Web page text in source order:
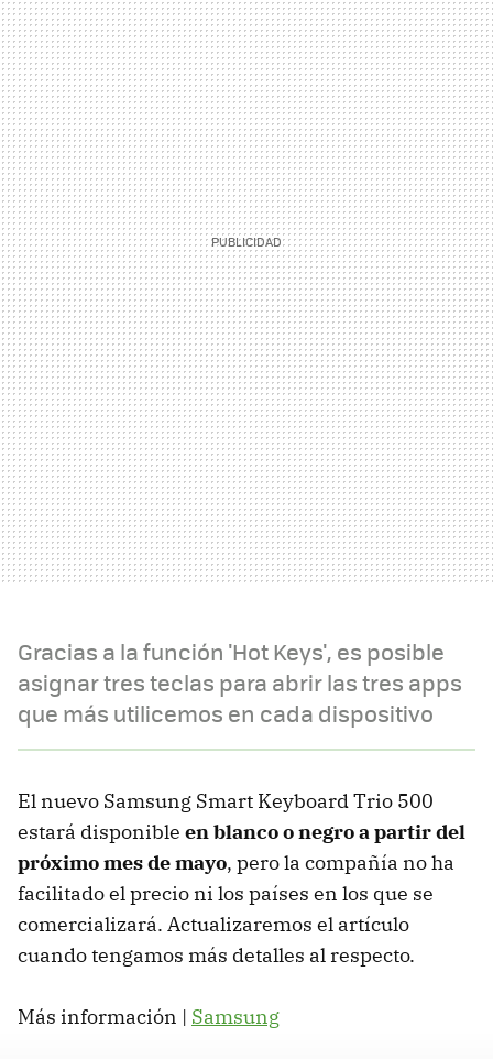
Gracias a la función 'Hot Keys', es posible
asignar tres teclas para abrir las tres apps
que más utilicemos en cada dispositivo
El nuevo Samsung Smart Keyboard Trio 500
estará disponible en blanco o negro a partir del
próximo mes de mayo, pero la compañía no ha
facilitado el precio ni los países en los que se
comercializará. Actualizaremos el artículo
cuando tengamos más detalles al respecto.
Más información | Samsung